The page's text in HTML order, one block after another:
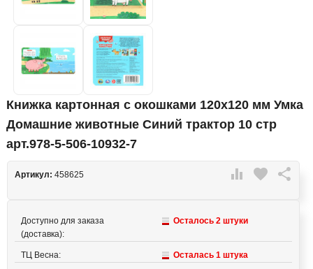
Книжка картонная с окошками 120х120 мм Умка
Домашние животные Синий трактор 10 стр
арт.978-5-506-10932-7
 favorite 
Артикул: 458625
Доступно для заказа
(доставка):
Осталось 2 штуки
ТЦ Весна: Осталась 1 штука